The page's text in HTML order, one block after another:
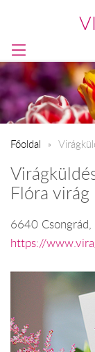
Főoldal
Flóra
6640 Csongrád,
https://